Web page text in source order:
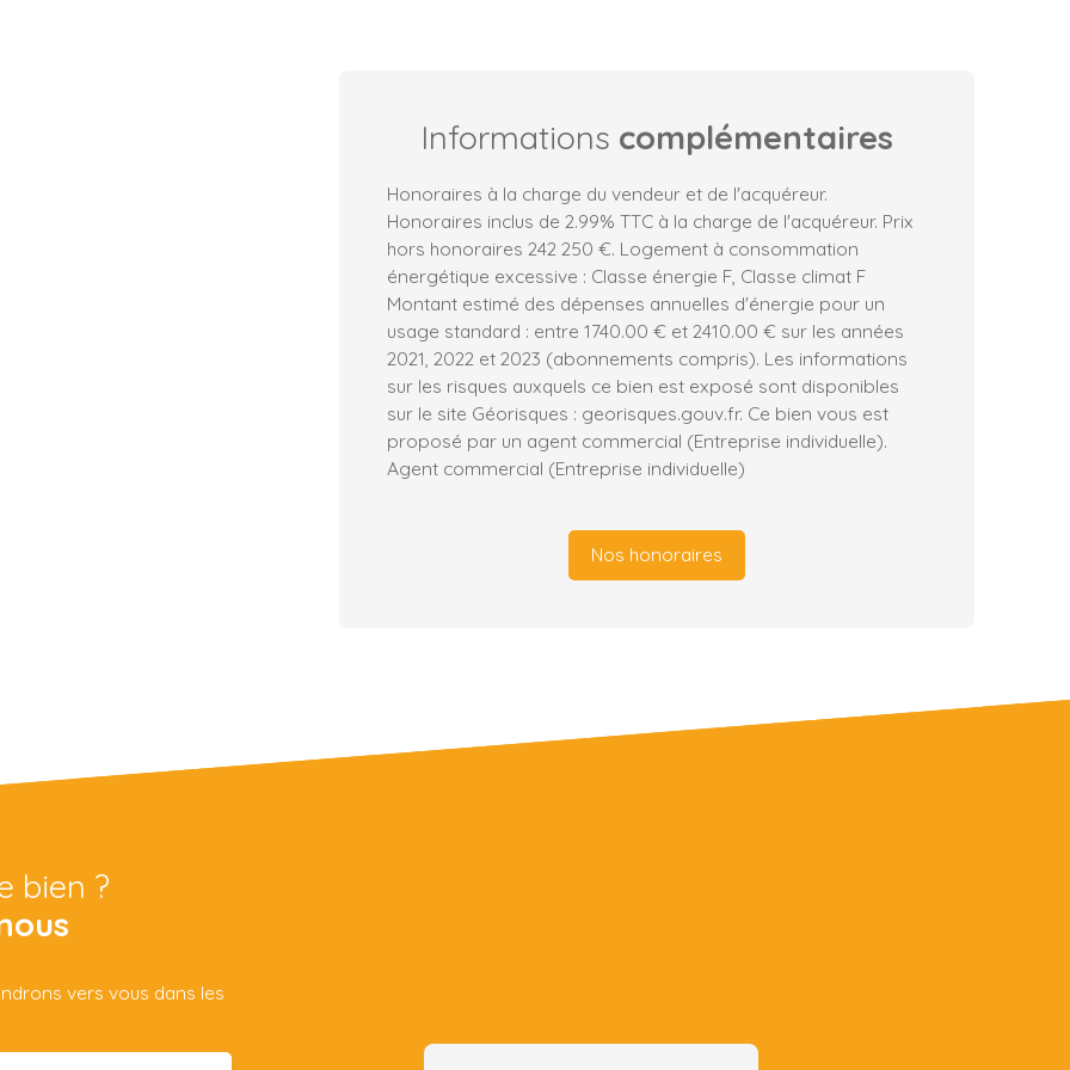
Informations complémentaires
Honoraires à la charge du vendeur et de l'acquéreur.
Honoraires inclus de 2.99% TTC à la charge de l'acquéreur. Prix
hors honoraires 242 250 €. Logement à consommation
énergétique excessive : Classe énergie F, Classe climat F
Montant estimé des dépenses annuelles d'énergie pour un
usage standard : entre 1740.00 € et 2410.00 € sur les années
2021, 2022 et 2023 (abonnements compris). Les informations
sur les risques auxquels ce bien est exposé sont disponibles
sur le site Géorisques : georisques.gouv.fr. Ce bien vous est
proposé par un agent commercial (Entreprise individuelle).
Agent commercial (Entreprise individuelle)
Nos honoraires
bien ?
vers vous dans les